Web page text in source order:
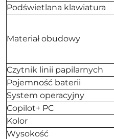
Podświetlana klawiatura
Materiał obudowy
Czytnik linii papilarnych
Pojemność baterii
System operacyjny
Copilot+ PC
Kolor
Wysokość